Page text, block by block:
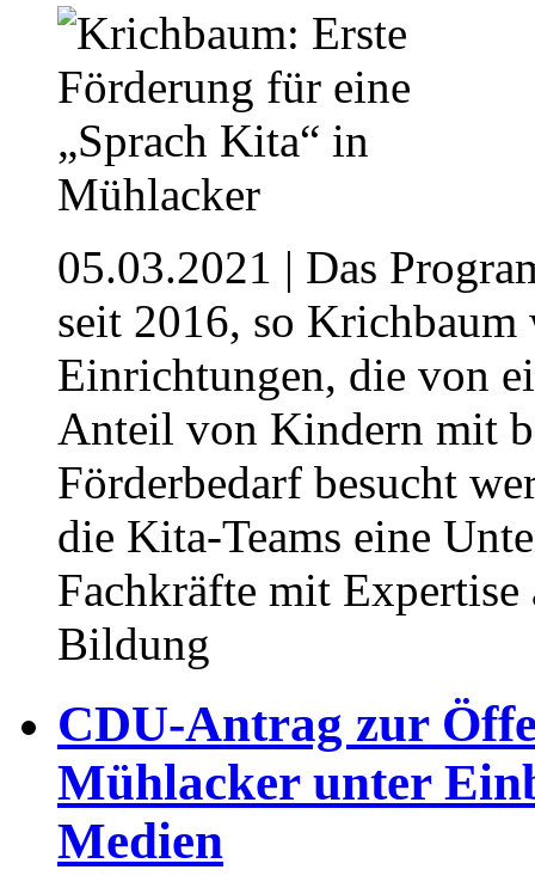
05.03.2021 | Das
seit 2016, so Krichbaum
Einrichtungen, die von
Anteil von Kindern mit
Förderbedarf besucht
die Kita-Teams eine
Fachkräfte mit
Bildung
CDU-Antrag zur
Mühlacker unter
Medien